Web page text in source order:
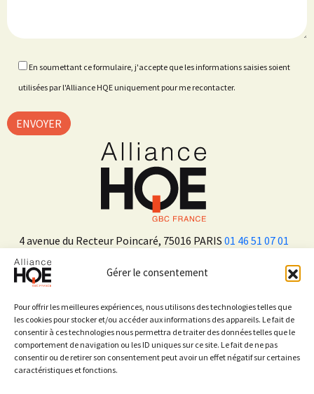
Gérer le consentement
Pour offrir les meilleures expériences, nous utilisons des technologies telles que
les cookies pour stocker et/ou accéder aux informations des appareils. Le fait de
consentir à ces technologies nous permettra de traiter des données telles que le
comportement de navigation ou les ID uniques sur ce site. Le fait de ne pas
consentir ou de retirer son consentement peut avoir un effet négatif sur certaines
caractéristiques et fonctions.
4 avenue du Recteur Poincaré, 75016 PARIS 01 46 51 07 01
Sur les réseaux sociaux
En soumettant ce formulaire, j'accepte que les informations saisies soient
utilisées par l'Alliance HQE uniquement pour me recontacter.